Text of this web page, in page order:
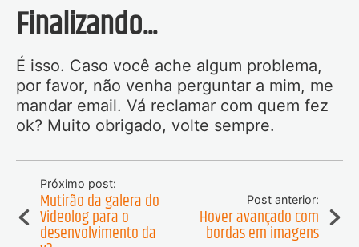
Finalizando...
É isso. Caso você ache algum problema,
por favor, não venha perguntar a mim, me
mandar email. Vá reclamar com quem fez
ok? Muito obrigado, volte sempre.
Próximo post:
Mutirão da galera do
Videolog para o
desenvolvimento da
Post anterior:
Hover avançado com
bordas em imagens